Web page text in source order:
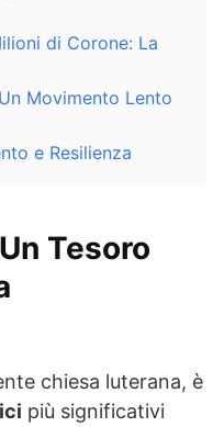
di Corone: La
Movimento Lento
e Resilienza
Tesoro
chiesa luterana, è
più significativi